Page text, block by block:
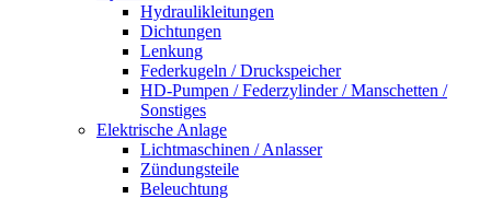
Hydraulikleitungen
Dichtungen
Lenkung
Federkugeln / Druckspeicher
HD-Pumpen / Federzylinder / Manschetten /
Sonstiges
Elektrische Anlage
Lichtmaschinen / Anlasser
Zündungsteile
Beleuchtung